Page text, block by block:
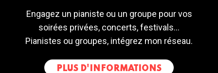
Engagez un pianiste ou un groupe pour vos
soirées privées, concerts, festivals...
Pianistes ou groupes, intégrez mon réseau.
PLUS D'INFORMATIONS